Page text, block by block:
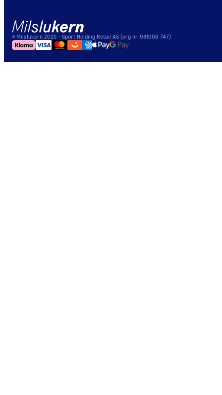
© Milslukern 2025 - Sport Holding Retail AS (org nr. 981006 747)